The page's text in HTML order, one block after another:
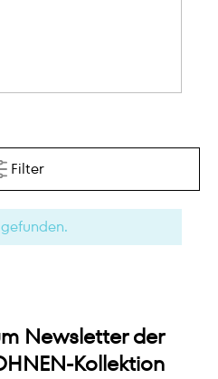
Filter
Newsletter der
Kollektion